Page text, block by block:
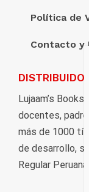
Política de
Contacto y
Lujaam’s
docentes,
más de 1000
de desarrollo,
Regular Peruana.